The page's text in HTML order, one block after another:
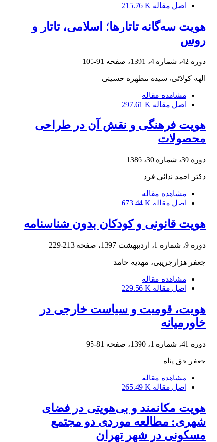
اصل مقاله 215.76 K
هویت سه‌گانه تاتارها؛ اسلامی، تاتار و
روس
دوره 42، شماره 4، 1391، صفحه 91-105
الهه کولائی، سیده مطهره حسینی
مشاهده مقاله
اصل مقاله 297.61 K
هویت فرهنگی و نقش آن در طراحی
محصولات
دوره 30، شماره 30، 1386
دکتر احمد ندائی فرد
مشاهده مقاله
اصل مقاله 673.44 K
هویت قانونی و کودکان بدون شناسنامه
دوره 9، شماره 1، اردیبهشت 1397، صفحه 213-229
جعفر هزارجریبی، مهدیه حامد
مشاهده مقاله
اصل مقاله 229.56 K
هویت، قومیت و سیاست خارجی در
خاورمیانه
دوره 41، شماره 1، 1390، صفحه 81-95
جعفر حق پناه
مشاهده مقاله
اصل مقاله 265.49 K
هویت مکانمند و بی‌هویتی در فضای
شهری: مطالعه موردی دو مجتمع
مسکونی در شهر تهران